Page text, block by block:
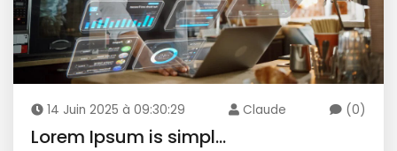
14 Juin 2025 à 09:30:29 Claude (0)
Lorem Ipsum is simpl...